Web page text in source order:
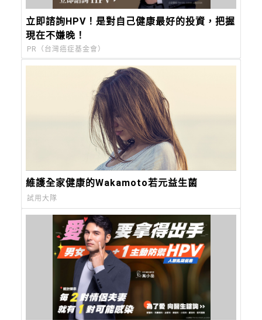
立即諮詢HPV！是對自己健康最好的投資，把握
現在不嫌晚！
PR（台灣癌症基金會）
維護全家健康的Wakamoto若元益生菌
試用大隊